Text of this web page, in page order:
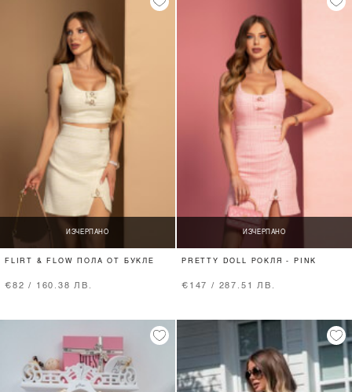
ИЗЧЕРПАНО
FLIRT & FLOW ПОЛА ОТ БУКЛЕ
€82 / 160.38 ЛВ.
ИЗЧЕРПАНО
PRETTY DOLL РОКЛЯ - PINK
€147 / 287.51 ЛВ.